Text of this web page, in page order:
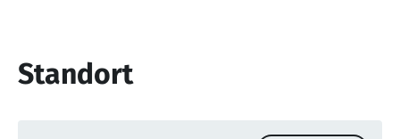
Standort